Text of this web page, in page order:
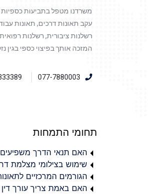
משרדנו מטפל בתביעות כספיות
עקב תאונות דרכים, תאונות
רשלנות ציבורית, רשלנות
המזכה אותך בפיצוי כספי בגין
077-7880003
תחומי התמחות
האם תנאי הדרך
שימוש בצילומי מצלמת
הגורמים המרכזיים
האם באמת צריך עורך